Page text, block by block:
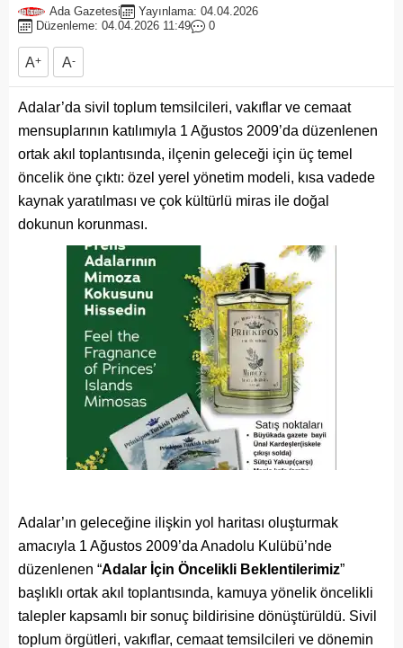
Ada Gazetesi
Yayınlama: 04.04.2026
Düzenleme: 04.04.2026 11:49
0
A+ A-
Adalar’da sivil toplum temsilcileri, vakıflar ve cemaat
mensuplarının katılımıyla 1 Ağustos 2009’da düzenlenen
ortak akıl toplantısında, ilçenin geleceği için üç temel
öncelik öne çıktı: özel yerel yönetim modeli, kısa vadede
kaynak yaratılması ve çok kültürlü miras ile doğal
dokunun korunması.
Adalar’ın geleceğine ilişkin yol haritası oluşturmak
amacıyla 1 Ağustos 2009’da Anadolu Kulübü’nde
düzenlenen “Adalar İçin Öncelikli Beklentilerimiz”
başlıklı ortak akıl toplantısında, kamuya yönelik öncelikli
talepler kapsamlı bir sonuç bildirisine dönüştürüldü. Sivil
toplum örgütleri, vakıflar, cemaat temsilcileri ve dönemin